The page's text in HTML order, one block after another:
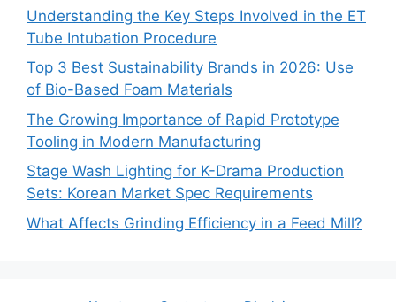
Understanding the Key Steps Involved in the ET
Tube Intubation Procedure
Top 3 Best Sustainability Brands in 2026: Use
of Bio-Based Foam Materials
The Growing Importance of Rapid Prototype
Tooling in Modern Manufacturing
Stage Wash Lighting for K-Drama Production
Sets: Korean Market Spec Requirements
What Affects Grinding Efficiency in a Feed Mill?